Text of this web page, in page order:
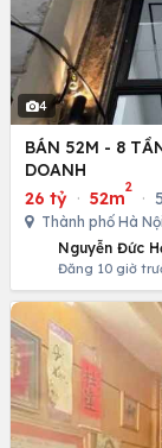
4
BÁN 52M - 8
DOANH
26 tỷ · 52m
2
·
Thành phố Hà Nội
Nguyễn Đức
Đăng 10 giờ